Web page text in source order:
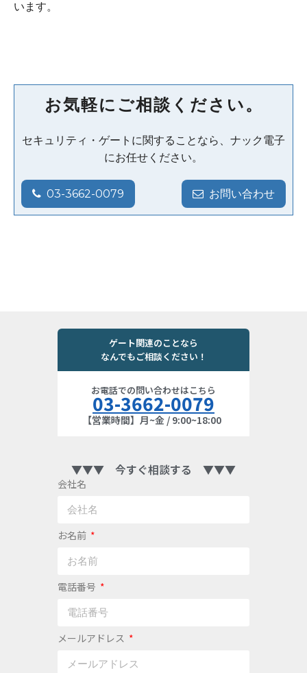
います。
お気軽にご相談ください。
セキュリティ・ゲートに関することなら、ナック電子
にお任せください。
03-3662-0079 お問い合わせ
ゲート関連のことなら
なんでもご相談ください！
お電話での問い合わせはこちら
03-3662-0079
【営業時間】月~金 / 9:00~18:00
▼▼▼ 今すぐ相談する ▼▼▼
会社名
お名前
電話番号
メールアドレス